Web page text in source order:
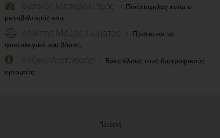
Βασικός Μεταβολισμός
Πόσο υψηλός είναι ο
μεταβολισμός σου;
Δείκτης Μάζας Σώματος
Ποιο είναι το
φυσιολογικό σου βάρος;
Λεξικό Διατροφής
Βρες όλους τους διατροφικούς
ορισμούς
Προβολή